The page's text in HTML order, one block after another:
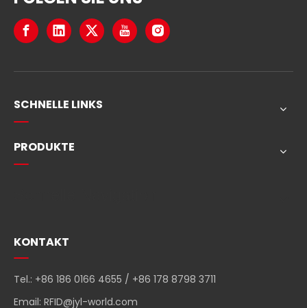
SCHNELLE LINKS
PRODUKTE
KONTAKT
Tel.: +86 186 0166 4655 / +86 178 8798 3711
Email: RFID@jyl-world.com